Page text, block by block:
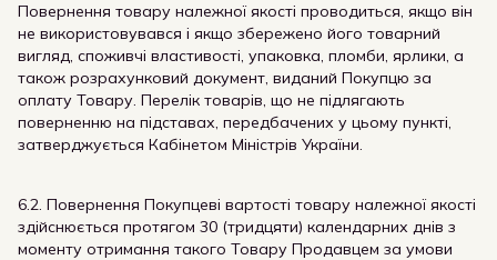
Повернення товару належної якості проводиться, якщо він
не використовувався і якщо збережено його товарний
вигляд, споживчі властивості, упаковка, пломби, ярлики, а
також розрахунковий документ, виданий Покупцю за
оплату Товару. Перелік товарів, що не підлягають
поверненню на підставах, передбачених у цьому пункті,
затверджується Кабінетом Міністрів України.
6.2. Повернення Покупцеві вартості товару належної якості
здійснюється протягом 30 (тридцяти) календарних днів з
моменту отримання такого Товару Продавцем за умови